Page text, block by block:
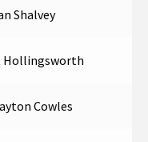
Shalvey
Hollingsworth
Cowles